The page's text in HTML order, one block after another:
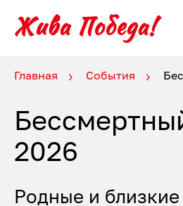
Главная События
2026
Родные и